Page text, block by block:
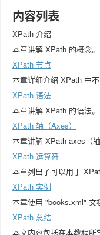
内容列表
XPath 介绍
本章讲解 XPath 的概念。
XPath 节点
本章详细介绍 XPath 中
XPath 语法
本章讲解 XPath 的语法。
XPath 轴（Axes）
本章讲解 XPath axes（轴
XPath 运算符
本章列出了可以用于
XPath 实例
本章使用 "books.xml" 文
XPath 总结
本文内容包括在本教程